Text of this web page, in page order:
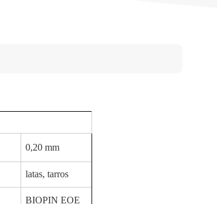
0,20 mm
latas, tarros
BIOPIN EOE